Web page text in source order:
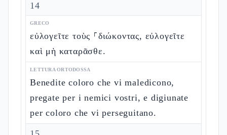
14
GRECO
εὐλογεῖτε τοὺς ⸀διώκοντας, εὐλογεῖτε
καὶ μὴ καταρᾶσθε.
LETTURA ORTODOSSA
Benedite coloro che vi maledicono,
pregate per i nemici vostri, e digiunate
per coloro che vi perseguitano.